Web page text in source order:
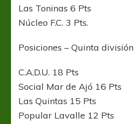
Las Toninas 6 Pts
Núcleo F.C. 3 Pts.
Posiciones – Quinta división
C.A.D.U. 18 Pts
Social Mar de Ajó 16 Pts
Las Quintas 15 Pts
Popular Lavalle 12 Pts